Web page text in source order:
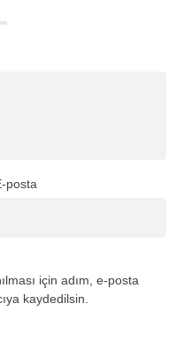
posta
için adım, e-posta
kaydedilsin.